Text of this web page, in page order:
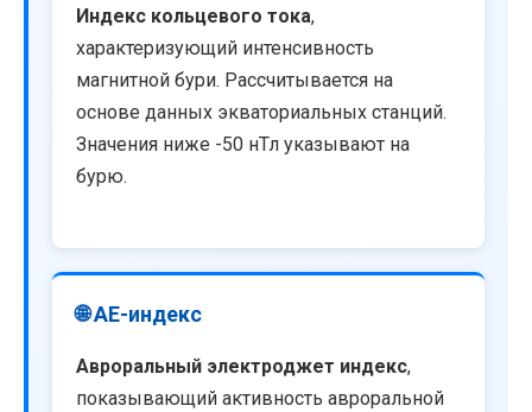
Индекс кольцевого тока,
характеризующий интенсивность
магнитной бури. Рассчитывается на
основе данных экваториальных станций.
Значения ниже -50 нТл указывают на
бурю.
🌐 AE-индекс
Авроральный электроджет индекс,
показывающий активность авроральной